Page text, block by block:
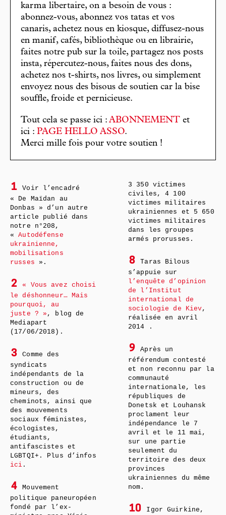
karma libertaire, on a besoin de vous :
abonnez-vous, abonnez vos tatas et vos
canaris, achetez nous en kiosque, diffusez-nous
en manif, cafés, bibliothèque ou en librairie,
faites notre pub sur la toile, partagez nos posts
insta, répercutez-nous, faites nous des dons,
achetez nos t-shirts, nos livres, ou simplement
envoyez nous des bisous de soutien car la bise
souffle, froide et pernicieuse.
Tout cela se passe ici : ABONNEMENT et
ici : PAGE HELLO ASSO.
Merci mille fois pour votre soutien !
1
Voir l’encadré
« De Maïdan au
Donbas » d’un autre
article publié dans
notre n°208,
«Autodéfense
ukrainienne,
mobilisations
russes ».
2
« Vous avez choisi
le déshonneur… Mais
pourquoi, au
juste ? » , blog de
Mediapart
(17/06/2018).
3
Comme des
syndicats
indépendants de la
construction ou de
mineurs, des
cheminots, ainsi que
des mouvements
sociaux féministes,
écologistes,
étudiants,
antifascistes et
LGBTQI+. Plus d’infos
ici .
4
Mouvement
politique paneuropéen
fondé par l’ex-
3 350 victimes
civiles, 4 100
victimes militaires
ukrainiennes et 5 650
victimes militaires
dans les groupes
armés prorusses.
8
Taras Bilous
s’appuie sur
l’enquête d’opinion
de l’Institut
international de
sociologie de Kiev,
réalisée en avril
2014 .
9
Après un
référendum contesté
et non reconnu par la
communauté
internationale, les
républiques de
Donetsk et Louhansk
proclament leur
indépendance le 7
avril et le 11 mai,
sur une partie
seulement du
territoire des deux
provinces
ukrainiennes du même
nom.
10 Igor Guirkine,